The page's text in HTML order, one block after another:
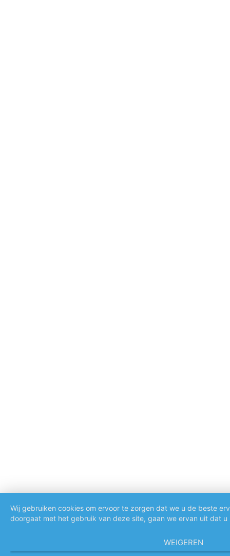
Wij gebruiken cookies om ervoor te zorgen dat we u de beste
doorgaat met het gebruik van deze site, gaan we ervan uit dat
WEIGEREN